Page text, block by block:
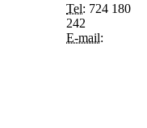
Tel: 724 180
242
E-mail: